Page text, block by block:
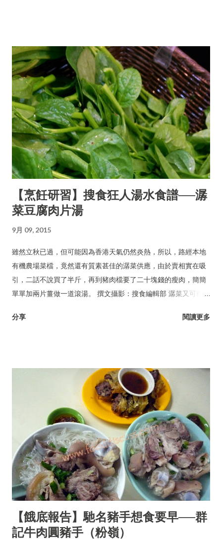
【烹飪研習】搜食狂人湯水食譜──潺
菜豆腐肉片湯
9月 09, 2015
雖然立秋已過，但可能因為香港天氣仍然炎熱，所以，路經本地
有機農場菜檔，竟然還有質素甚佳的潺菜供應，由於賣相實在吸
引，二話不說買了半斤，再到豬肉檔要了二十塊錢的瘦肉，簡簡
單單加兩片薑做一道滾湯。 撰文攝影：搜食編輯部 潺菜又可稱木
分享 閱讀更多
【餓底報告】馳名豬手想食要早──群
記牛肉圓豬手（粉嶺）